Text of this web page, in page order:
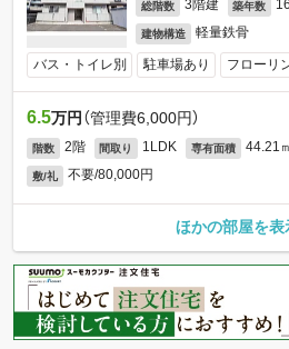
総階数 3階建 築年数
建物構造 軽量鉄骨
バス・トイレ別 駐車場あり フローリ
6.5万円 （管理費6,000円）
階数 2階 間取り 1LDK 専有面積 44.21
敷/礼 不要/80,000円
ほかの部屋を表